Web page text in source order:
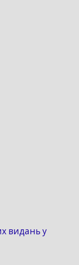
видань у